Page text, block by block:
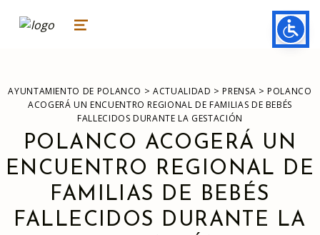
ayuntamiento de polanco
AYUNTAMIENTO DE POLANCO MENU
AYUNTAMIENTO DE POLANCO >ACTUALIDAD >PRENSA >POLANCO
ACOGERÁ UN ENCUENTRO REGIONAL DE FAMILIAS DE BEBÉS
FALLECIDOS DURANTE LA GESTACIÓN
POLANCO ACOGERÁ UN
ENCUENTRO REGIONAL DE
FAMILIAS DE BEBÉS
FALLECIDOS DURANTE LA